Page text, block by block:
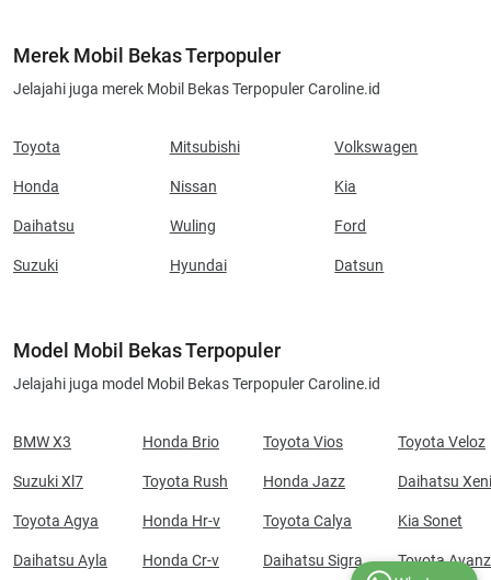
Merek Mobil Bekas Terpopuler
Jelajahi juga merek Mobil Bekas Terpopuler Caroline.id
Toyota
Honda
Daihatsu
Suzuki
Mitsubishi
Nissan
Wuling
Hyundai
Volkswagen
Kia
Ford
Datsun
Model Mobil Bekas Terpopuler
Jelajahi juga model Mobil Bekas Terpopuler Caroline.id
BMW X3
Suzuki Xl7
Toyota Agya
Daihatsu Ayla
Honda Brio
Toyota Rush
Honda Hr-v
Honda Cr-v
Toyota Vios
Honda Jazz
Toyota Calya
Daihatsu Sigra
Toyota Veloz
Daihatsu
Kia Sonet
Toyota